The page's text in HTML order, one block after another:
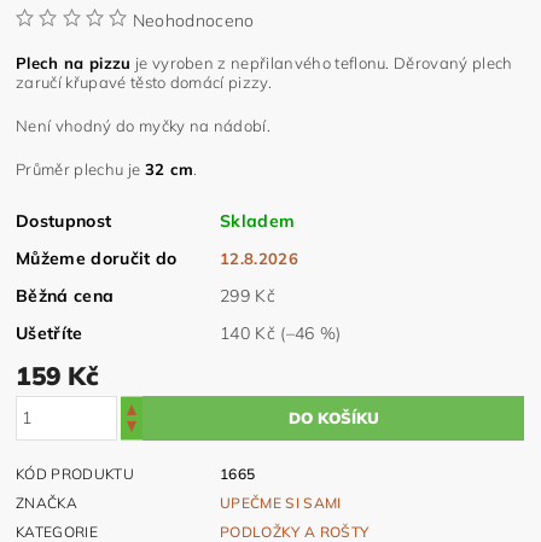
Neohodnoceno
Plech na pizzu je vyroben z nepřilanvého teflonu. Děrovaný plech
zaručí křupavé těsto domácí pizzy.
Není vhodný do myčky na nádobí.
Průměr plechu je 32 cm
Dostupnost
Skladem
Můžeme doručit do
12.8.2026
Běžná cena
299 Kč
Ušetříte
140 Kč (–46 %)
159 Kč
KÓD PRODUKTU
1665
ZNAČKA
UPEČME SI SAMI
KATEGORIE
PODLOŽKY A ROŠTY